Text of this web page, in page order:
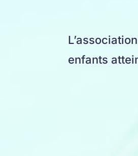
L’association
enfants